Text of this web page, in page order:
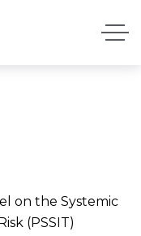
on the Systemic
(PSSIT)